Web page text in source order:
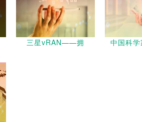
三星vRAN——拥 中国科